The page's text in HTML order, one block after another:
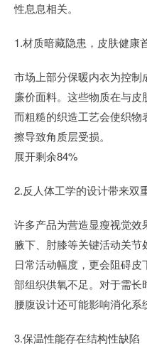
性息息相关。
1.材质暗藏隐患，皮肤健康
市场上部分保暖内衣为控
廉价面料。这些物质在与皮
而粗糙的织造工艺会使织
擦导致角质层受损。
展开剩余84%
2.反人体工学的设计带来双
许多产品为营造显瘦视觉效
腋下、肘膝等关键活动关
日常活动幅度，更会阻碍
部组织供氧不足。对于需
腰腹设计还可能影响消化系
3.保温性能存在结构性缺陷